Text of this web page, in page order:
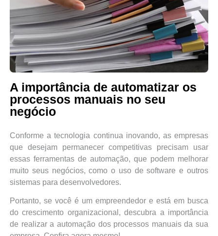
A importância de automatizar os
processos manuais no seu
negócio
Conforme a tecnologia continua inovando, as empresas
que desejam permanecer competitivas precisam usar
essas ferramentas de automação, que podem melhorar
muito seus negócios, como o uso de software e outros
sistemas para desenvolvedores.
Portanto, se você é um empreendedor e está em busca
do crescimento organizacional, descubra a importância
de realizar a automação dos processos manuais da sua